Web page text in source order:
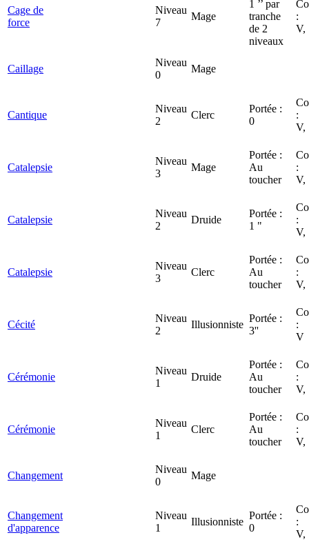
Cage de
force
Niveau
7
Mage
1 ’’ par
tranche
de 2
niveaux
:
V,
Caillage
Niveau
0
Mage
Cantique
Niveau
2
Clerc
Portée :
0
:
V,
Catalepsie
Niveau
3
Mage
Portée :
Au
toucher
:
V,
Catalepsie
Niveau
2
Druide
Portée :
1 "
:
V,
Catalepsie
Niveau
3
Clerc
Portée :
Au
toucher
:
V,
Cécité
Niveau
2
Illusionniste
Portée :
3''
:
V
Cérémonie
Niveau
1
Druide
Portée :
Au
toucher
:
V,
Cérémonie
Niveau
1
Clerc
Portée :
Au
toucher
:
V,
Changement
Niveau
0
Mage
Changement
d'apparence
Niveau
1
Illusionniste
Portée :
0
:
V,